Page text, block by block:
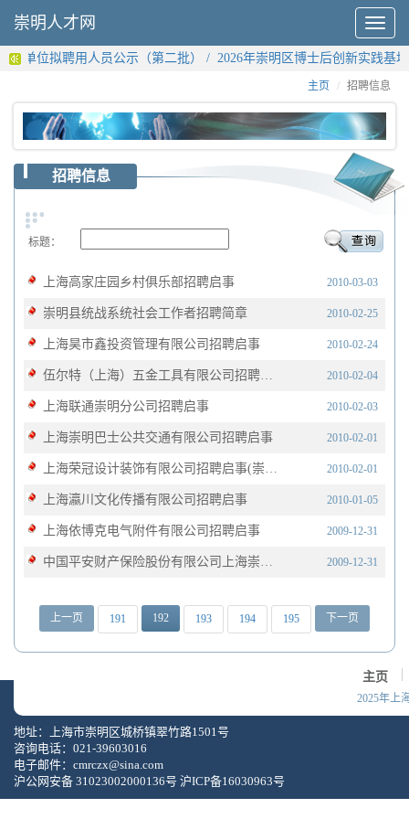
Toggle
崇明人才网
业单位拟聘用人员公示（第二批） / 2026年崇明区博士后创新实践基
主页 招聘信息
招聘信息
标题：
上海高家庄园乡村俱乐部招聘启事 2010-03-03
崇明县统战系统社会工作者招聘简章 2010-02-25
上海昊市鑫投资管理有限公司招聘启事 2010-02-24
2010-02-04
上海联通崇明分公司招聘启事 2010-02-03
上海崇明巴士公共交通有限公司招聘启事 2010-02-01
2010-02-01
上海瀛川文化传播有限公司招聘启事 2010-01-05
上海依博克电气附件有限公司招聘启事 2009-12-31
2009-12-31
上一页 191 192 193 194 195 下一页
主页
2025年上
地址：上海市崇明区城桥镇翠竹路1501号
咨询电话：021-39603016
电子邮件： cmrczx@sina.com
沪公网安备 31023002000136号 沪ICP备16030963号